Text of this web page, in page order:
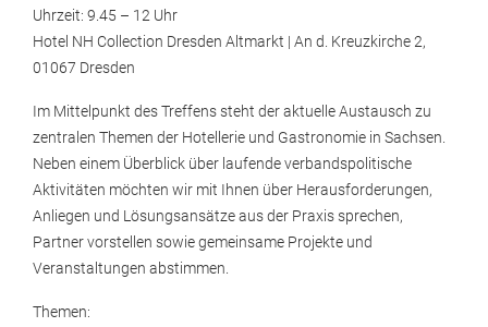
Uhrzeit: 9.45 – 12 Uhr
Hotel NH Collection Dresden Altmarkt | An d. Kreuzkirche 2,
01067 Dresden
Im Mittelpunkt des Treffens steht der aktuelle Austausch zu
zentralen Themen der Hotellerie und Gastronomie in Sachsen.
Neben einem Überblick über laufende verbandspolitische
Aktivitäten möchten wir mit Ihnen über Herausforderungen,
Anliegen und Lösungsansätze aus der Praxis sprechen,
Partner vorstellen sowie gemeinsame Projekte und
Veranstaltungen abstimmen.
Themen: